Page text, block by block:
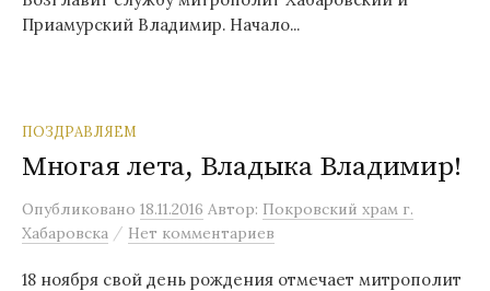
Приамурский Владимир. Начало...
ПОЗДРАВЛЯЕМ
Многая лета, Владыка Владимир!
Опубликовано 18.11.2016 Автор: Покровский храм г.
Хабаровска / Нет комментариев
18 ноября свой день рождения отмечает митрополит